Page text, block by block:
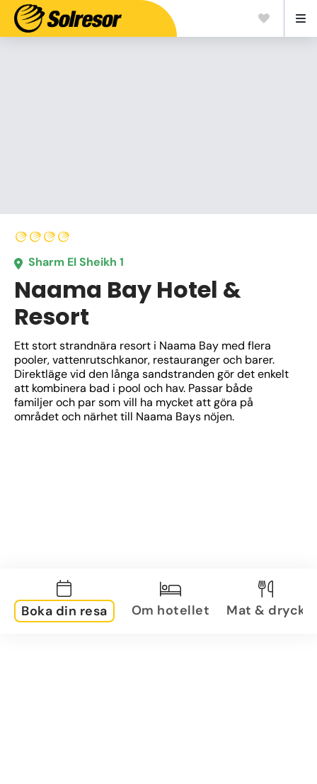
Sharm El Sheikh 1
Naama Bay Hotel &
Resort
Ett stort strandnära resort i Naama Bay med flera
pooler, vattenrutschkanor, restauranger och barer.
Direktläge vid den långa sandstranden gör det enkelt
att kombinera bad i pool och hav. Passar både
familjer och par som vill ha mycket att göra på
området och närhet till Naama Bays nöjen.
Boka din resa Om hotellet Mat & dryck